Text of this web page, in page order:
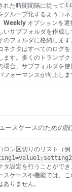
れた時間間隔に従って
グループ化するようコ
Weekly オプションを
いサブフォルダを作成
のフォルダに格納しま
ネクタはすべてのログを
ます。多くのトランザ
場合、サブフォルダを
フォーマンスが向上しま
ースケースのための設
ロン区切りのリスト（例
タ設定を行うことがで
スケースや機能では、
ありません。